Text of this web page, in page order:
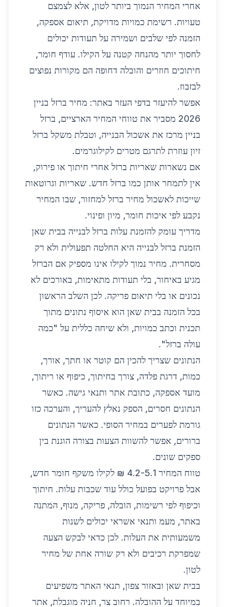
אחרי המחיר הנמוך ביותר לטון, אלא לצמצם
טעויות. רשימת כמויות מדויקת, תיאום אספקה,
הזמנה לפי שלבים ושמירה על תעודות יכולים
לחסוך יותר מהנחה קטנה על הקילו. עודף חומר,
חיתוכים חוזרים והובלה דחופה הם מקורות נפוצים
לבזבוז.
אפשר להיעזר בדפי העזר באתר: מחיר ברזל בניין
2026 מסביר את טווחי המחיר הארציים, ברזל
בניין מרכז את אשכול הבנייה, וטבלת משקל ברזל
זיון עוזרת לתרגם מטרים לקילוגרמים.
אם נשארות שאריות ברזל אחרי חיתוך או פירוק,
אין לתמחר אותן כמו ברזל חדש. שאריות וגרוטאות
שייכות לאשכול מחיר ברזל למחזור, שבו המחיר
נקבע לפי איכות חומר, מיון ופינוי.
מדריך עומק להזמנת עלות ברזל לבנייה בבית שאן
הזמנת ברזל לבנייה היא החלטה תפעולית ולא רק
מסחרית. מחיר נמוך לקילו אינו מספיק אם הברזל
מגיע באיחור, בלי תעודות מתאימות, באורכים לא
נכונים או בלי תיאום פריקה. לכן השלב הראשון
בכל הזמנה בבית שאן הוא איסוף נתונים מתוך
תכנית וכתב כמויות, ולא שיחה כללית על "כמה
עולה ברזל".
הנתונים שצריך להכין הם קוטר או חתך, אורך,
כמות, דרגת פלדה, צורך בחיתוך, כיפוף או ריתוך,
מועד אספקה, כתובת אתר ותנאי גישה. כאשר
הנתונים חסרים, הספק נאלץ להעריך, והערכה כזו
גורמת לפערים במחיר הסופי. כאשר הנתונים
ברורים, אפשר להשוות הצעות בצורה הוגנת בין
ספקים שונים.
טווח המחיר 4.2-5.1 ₪ לקילו משקף חומר חדש,
אבל פרויקט בפועל כולל עוד שכבות עלות. חיתוך
וכיפוף לפי רשימות, הובלה, פריקה, מנוף, המתנה
באתר, מעמ ותנאי אשראי יכולים לשנות
משמעותית את העלות. לכן כדאי לבקש הצעה
שמפרקת רכיבים ולא רק שורה אחת של מחיר
לטון.
בבית שאן ובאזור צפון, תנאי האתר משפיעים
במיוחד על ההובלה. רחוב צר, חניה מוגבלת, אתר